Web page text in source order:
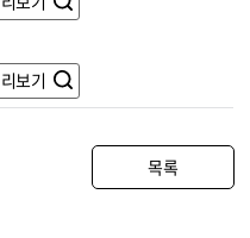
보기
목록